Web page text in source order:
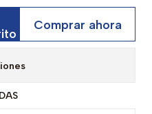
Comprar ahora